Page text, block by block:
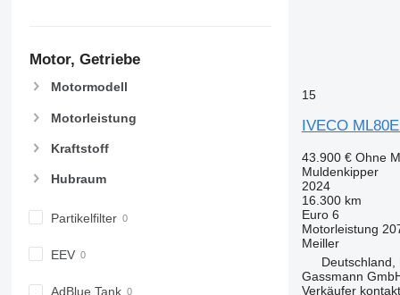
Motor, Getriebe
Motormodell
Motorleistung
Kraftstoff
Hubraum
Partikelfilter
EEV
AdBlue Tank
15
IVECO
43.900 € Ohne
Muldenkipper
2024
16.300 km
Euro 6
Motorleistung
Meiller
Deutschland,
Gassmann
Verkäufer